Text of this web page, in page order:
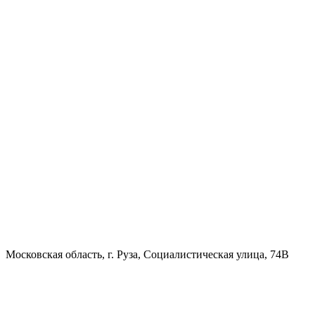
Московская область, г. Руза, Социалистическая улица, 74В